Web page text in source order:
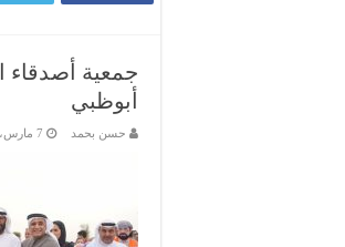
أبوظبي
حسن بحمد 7 مارس، 2022